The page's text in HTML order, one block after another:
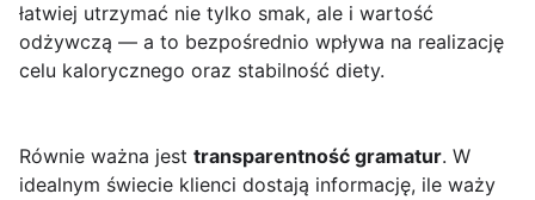
łatwiej utrzymać nie tylko smak, ale i wartość
odżywczą — a to bezpośrednio wpływa na realizację
celu kalorycznego oraz stabilność diety.
Równie ważna jest transparentność gramatur. W
idealnym świecie klienci dostają informację, ile waży